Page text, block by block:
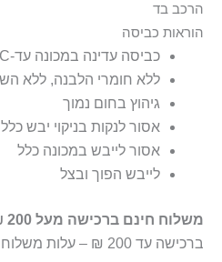
הרכב בד
100% כותנה
הוראות כביסה
כביסה עדינה במכונה עד-30°C
ללא חומרי הלבנה, ללא
גיהוץ בחום נמוך
אסור לנקות בניקוי יבש כלל
אסור לייבש במכונה כלל
לייבש הפוך ובצל
משלוח חינם ברכישה מעל 200 ₪
ברכישה עד 200 ₪ – עלות משלוח 20 ₪